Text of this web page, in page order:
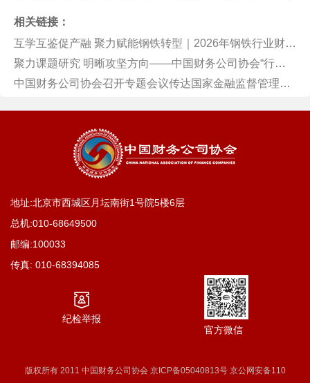
相关链接：
互学互鉴促产融 聚力赋能钢铁转型｜2026年钢铁行业财务公司经验交流会顺利举办
聚力课题研究 明晰攻坚方向——中国财务公司协会“行业理论研究”课题工作会议在京召开
中国财务公司协会召开专题会议传达国家金融监督管理总局系统党的建设工作会议暨2026年年中工作会议精神
地址:北京市西城区月坛南街1号院5楼6层
总机:010-68649500
邮编:100033
传真: 010-68394085
纪检举报
官方微信
版权所有 2011 中国财务公司协会 京ICP备05040813号 京公网安备110